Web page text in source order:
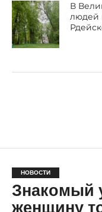
В
людей
НОВОСТИ
Знакомый
женщину